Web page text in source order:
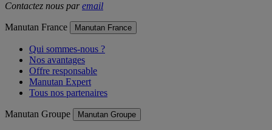
Contactez nous paremail
Manutan France Manutan France
Qui sommes-nous ?
Nos avantages
Offre responsable
Manutan Expert
Tous nos partenaires
Manutan Groupe Manutan Groupe